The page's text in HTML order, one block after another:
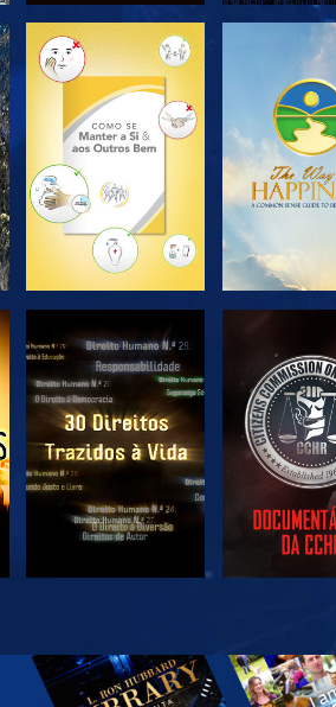
EXPLORAR A
SÉRIE
SÉRIE
VER VER
VER
SÉRIE